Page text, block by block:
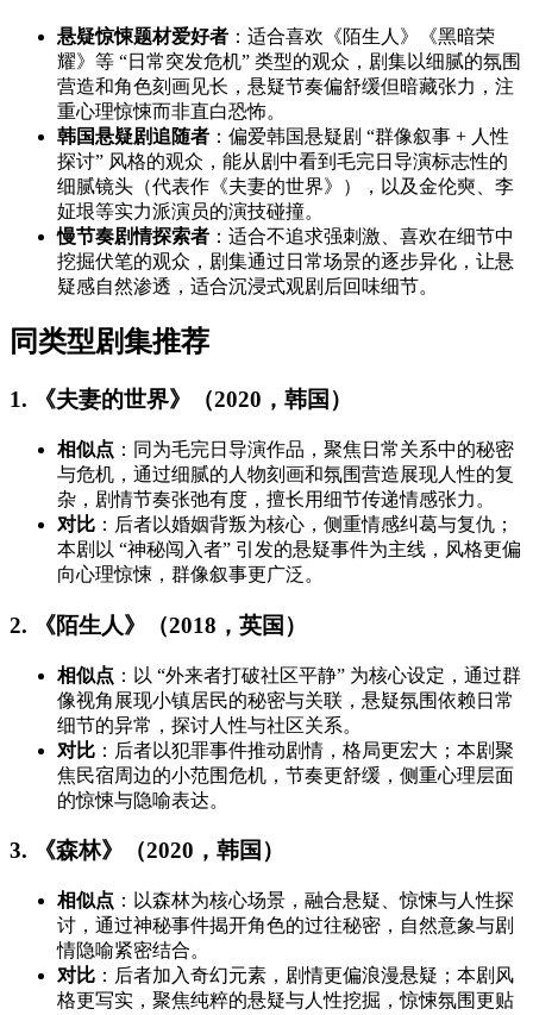
悬疑惊悚题材爱好者 ：适合喜欢《陌生人》《黑暗荣
耀》等 “日常突发危机” 类型的观众，剧集以细腻的氛围
营造和角色刻画见长，悬疑节奏偏舒缓但暗藏张力，注
重心理惊悚而非直白恐怖。
韩国悬疑剧追随者 ：偏爱韩国悬疑剧 “群像叙事 + 人性
探讨” 风格的观众，能从剧中看到毛完日导演标志性的
细腻镜头（代表作《夫妻的世界》），以及金伦奭、李
姃垠等实力派演员的演技碰撞。
慢节奏剧情探索者 ：适合不追求强刺激、喜欢在细节中
挖掘伏笔的观众，剧集通过日常场景的逐步异化，让悬
疑感自然渗透，适合沉浸式观剧后回味细节。
同类型剧集推荐
1. 《夫妻的世界》（2020，韩国）
相似点 ：同为毛完日导演作品，聚焦日常关系中的秘密
与危机，通过细腻的人物刻画和氛围营造展现人性的复
杂，剧情节奏张弛有度，擅长用细节传递情感张力。
对比 ：后者以婚姻背叛为核心，侧重情感纠葛与复仇；
本剧以 “神秘闯入者” 引发的悬疑事件为主线，风格更偏
向心理惊悚，群像叙事更广泛。
2. 《陌生人》（2018，英国）
相似点 ：以 “外来者打破社区平静” 为核心设定，通过群
像视角展现小镇居民的秘密与关联，悬疑氛围依赖日常
细节的异常，探讨人性与社区关系。
对比 ：后者以犯罪事件推动剧情，格局更宏大；本剧聚
焦民宿周边的小范围危机，节奏更舒缓，侧重心理层面
的惊悚与隐喻表达。
3. 《森林》（2020，韩国）
相似点 ：以森林为核心场景，融合悬疑、惊悚与人性探
讨，通过神秘事件揭开角色的过往秘密，自然意象与剧
情隐喻紧密结合。
对比 ：后者加入奇幻元素，剧情更偏浪漫悬疑；本剧风
格更写实，聚焦纯粹的悬疑与人性挖掘，惊悚氛围更贴